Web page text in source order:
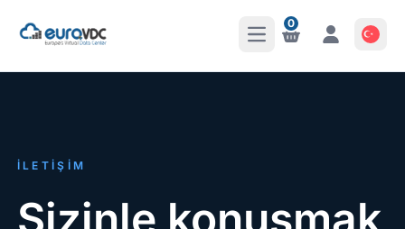
Ana Menüyü Aç
Bildirimler
0
Bildirimler
İLETIŞIM